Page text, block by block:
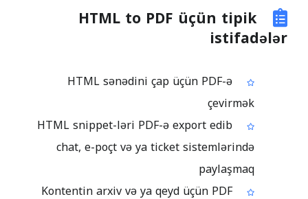
HTML to PDF üçün tipik
istifadələr
HTML sənədini çap üçün PDF-ə
çevirmək
HTML snippet-ləri PDF-ə export edib
chat, e-poçt və ya ticket sistemlərində
paylaşmaq
Kontentin arxiv və ya qeyd üçün PDF